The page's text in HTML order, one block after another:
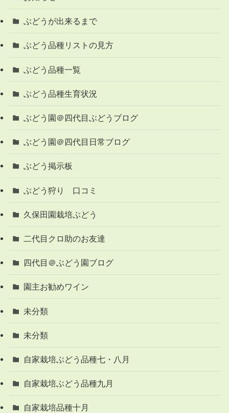
ぶどうが出来るまで
ぶどう品種リストの見方
ぶどう品種一覧
ぶどう品種生育状況
ぶどう園＠四代目ぶどうブログ
ぶどう園＠四代目日常ブログ
ぶどう掲示板
ぶどう狩り 口コミ
久保田園栽培ぶどう
二代目クロ助のお友達
四代目＠ぶどう園ブログ
園主お勧めワイン
未分類
未分類
自家栽培ぶどう品種七・八月
自家栽培ぶどう品種九月
自家栽培品種十月